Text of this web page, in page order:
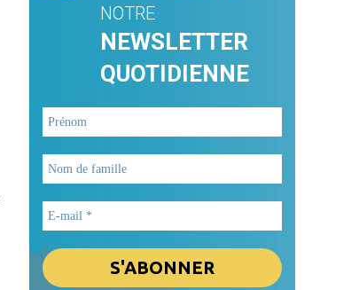
NOTRE
NEWSLETTER
QUOTIDIENNE